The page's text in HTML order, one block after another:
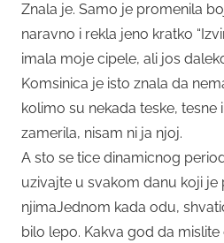
Znala je. Samo je promenila
naravno i rekla jeno kratko
imala moje cipele, ali jos
Komsinica je isto znala da
kolimo su nekada teske, tesne
zamerila, nisam ni ja njoj.
A sto se tice dinamicnog
uzivajte u svakom danu koji je
njimaJednom kada odu,
bilo lepo. Kakva god da